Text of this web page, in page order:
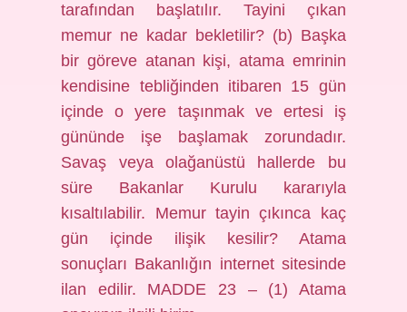
tarafından başlatılır. Tayini çıkan
memur ne kadar bekletilir? (b) Başka
bir göreve atanan kişi, atama emrinin
kendisine tebliğinden itibaren 15 gün
içinde o yere taşınmak ve ertesi iş
gününde işe başlamak zorundadır.
Savaş veya olağanüstü hallerde bu
süre Bakanlar Kurulu kararıyla
kısaltılabilir. Memur tayin çıkınca kaç
gün içinde ilişik kesilir? Atama
sonuçları Bakanlığın internet sitesinde
ilan edilir. MADDE 23 – (1) Atama